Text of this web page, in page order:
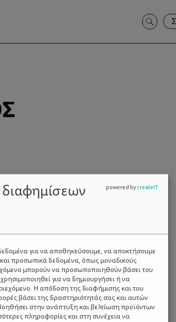
for:
για να αποθηκεύσουμε, να αποκτήσουμε
προσωπικά δεδομένα, όπως μοναδικούς
μπορούν να προσωποποιηθούν βάσει του
για να δημιουργήσει ή να
Η απόδοση της διαφήμισης και του
βάσει της δραστηριότητάς σας και αυτών
στην ανάπτυξη και βελτίωση προϊόντων
πληροφορίες και στη συνέχεια να
powered bycreateIT